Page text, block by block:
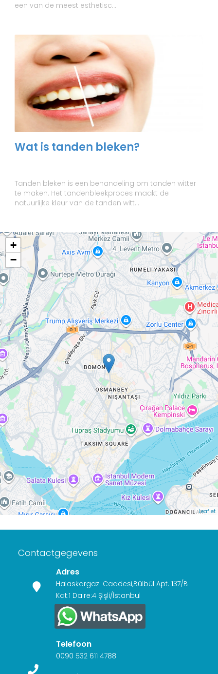
een van de meest esthetisc...
Wat is tanden bleken?
Tanden bleken is een behandeling om tanden witter
te maken. Het tandenbleekproces maakt de
natuurlijke kleur van de tanden witt...
+
−
Leaflet
Contactgegevens
Adres
Halaskargazi Caddesi,Bülbül Apt. 137/B
Kat:1 Daire:4 Şişli/İstanbul
Telefoon
0090 532 611 4788